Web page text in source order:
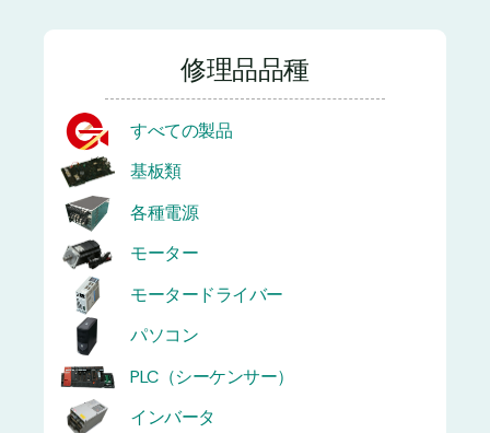
修理品品種
すべての製品
基板類
各種電源
モーター
モータードライバー
パソコン
PLC（シーケンサー）
インバータ